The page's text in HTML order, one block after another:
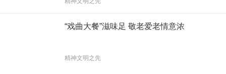
“戏曲大餐”滋味足 敬老爱老情意浓
精神文明之先